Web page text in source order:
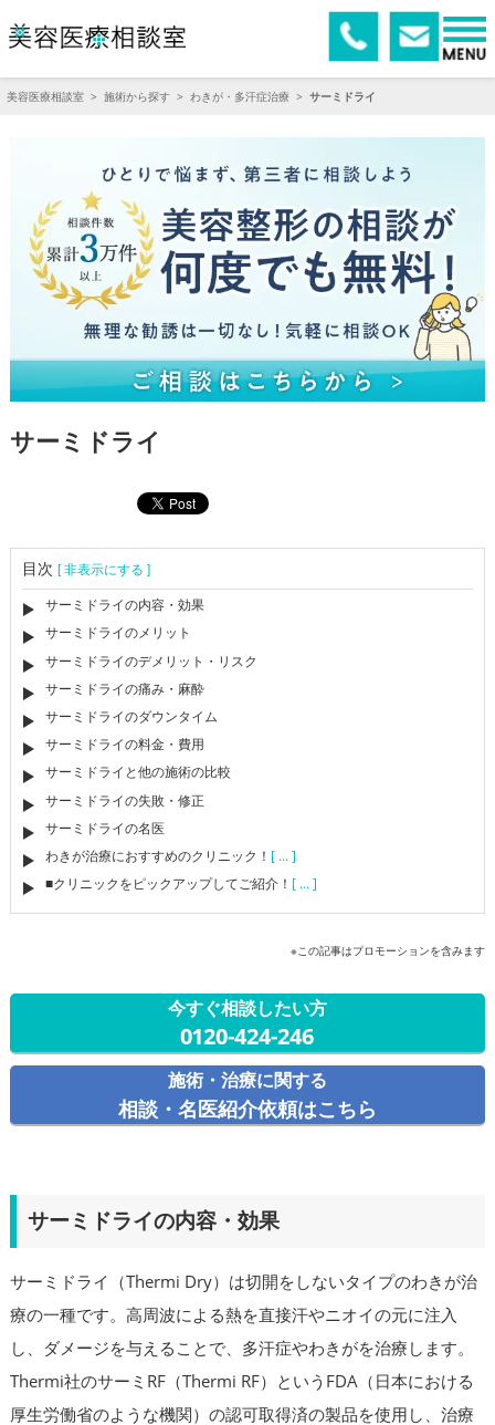
美容医療相談室 > 施術から探す > わきが・多汗症治療 > サーミドライ
サーミドライ
目次[ 非表示にする ]
サーミドライの内容・効果
サーミドライのメリット
サーミドライのデメリット・リスク
サーミドライの痛み・麻酔
サーミドライのダウンタイム
サーミドライの料金・費用
サーミドライと他の施術の比較
サーミドライの失敗・修正
サーミドライの名医
わきが治療におすすめのクリニック！ [ ... ]
■クリニックをピックアップしてご紹介！ [ ... ]
※この記事はプロモーションを含みます
今すぐ相談したい方
0120-424-246
施術・治療に関する
相談・名医紹介依頼はこちら
サーミドライの内容・効果
サーミドライ（Thermi Dry）は切開をしないタイプのわきが治
療の一種です。高周波による熱を直接汗やニオイの元に注入
し、ダメージを与えることで、多汗症やわきがを治療します。
Thermi社のサーミRF（Thermi RF）というFDA（日本における
厚生労働省のような機関）の認可取得済の製品を使用し、治療